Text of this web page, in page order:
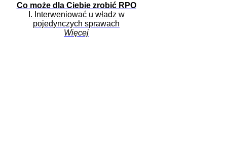
Co może dla Ciebie zrobić RPO
I. Interweniować u władz w
pojedynczych sprawach
Więcej